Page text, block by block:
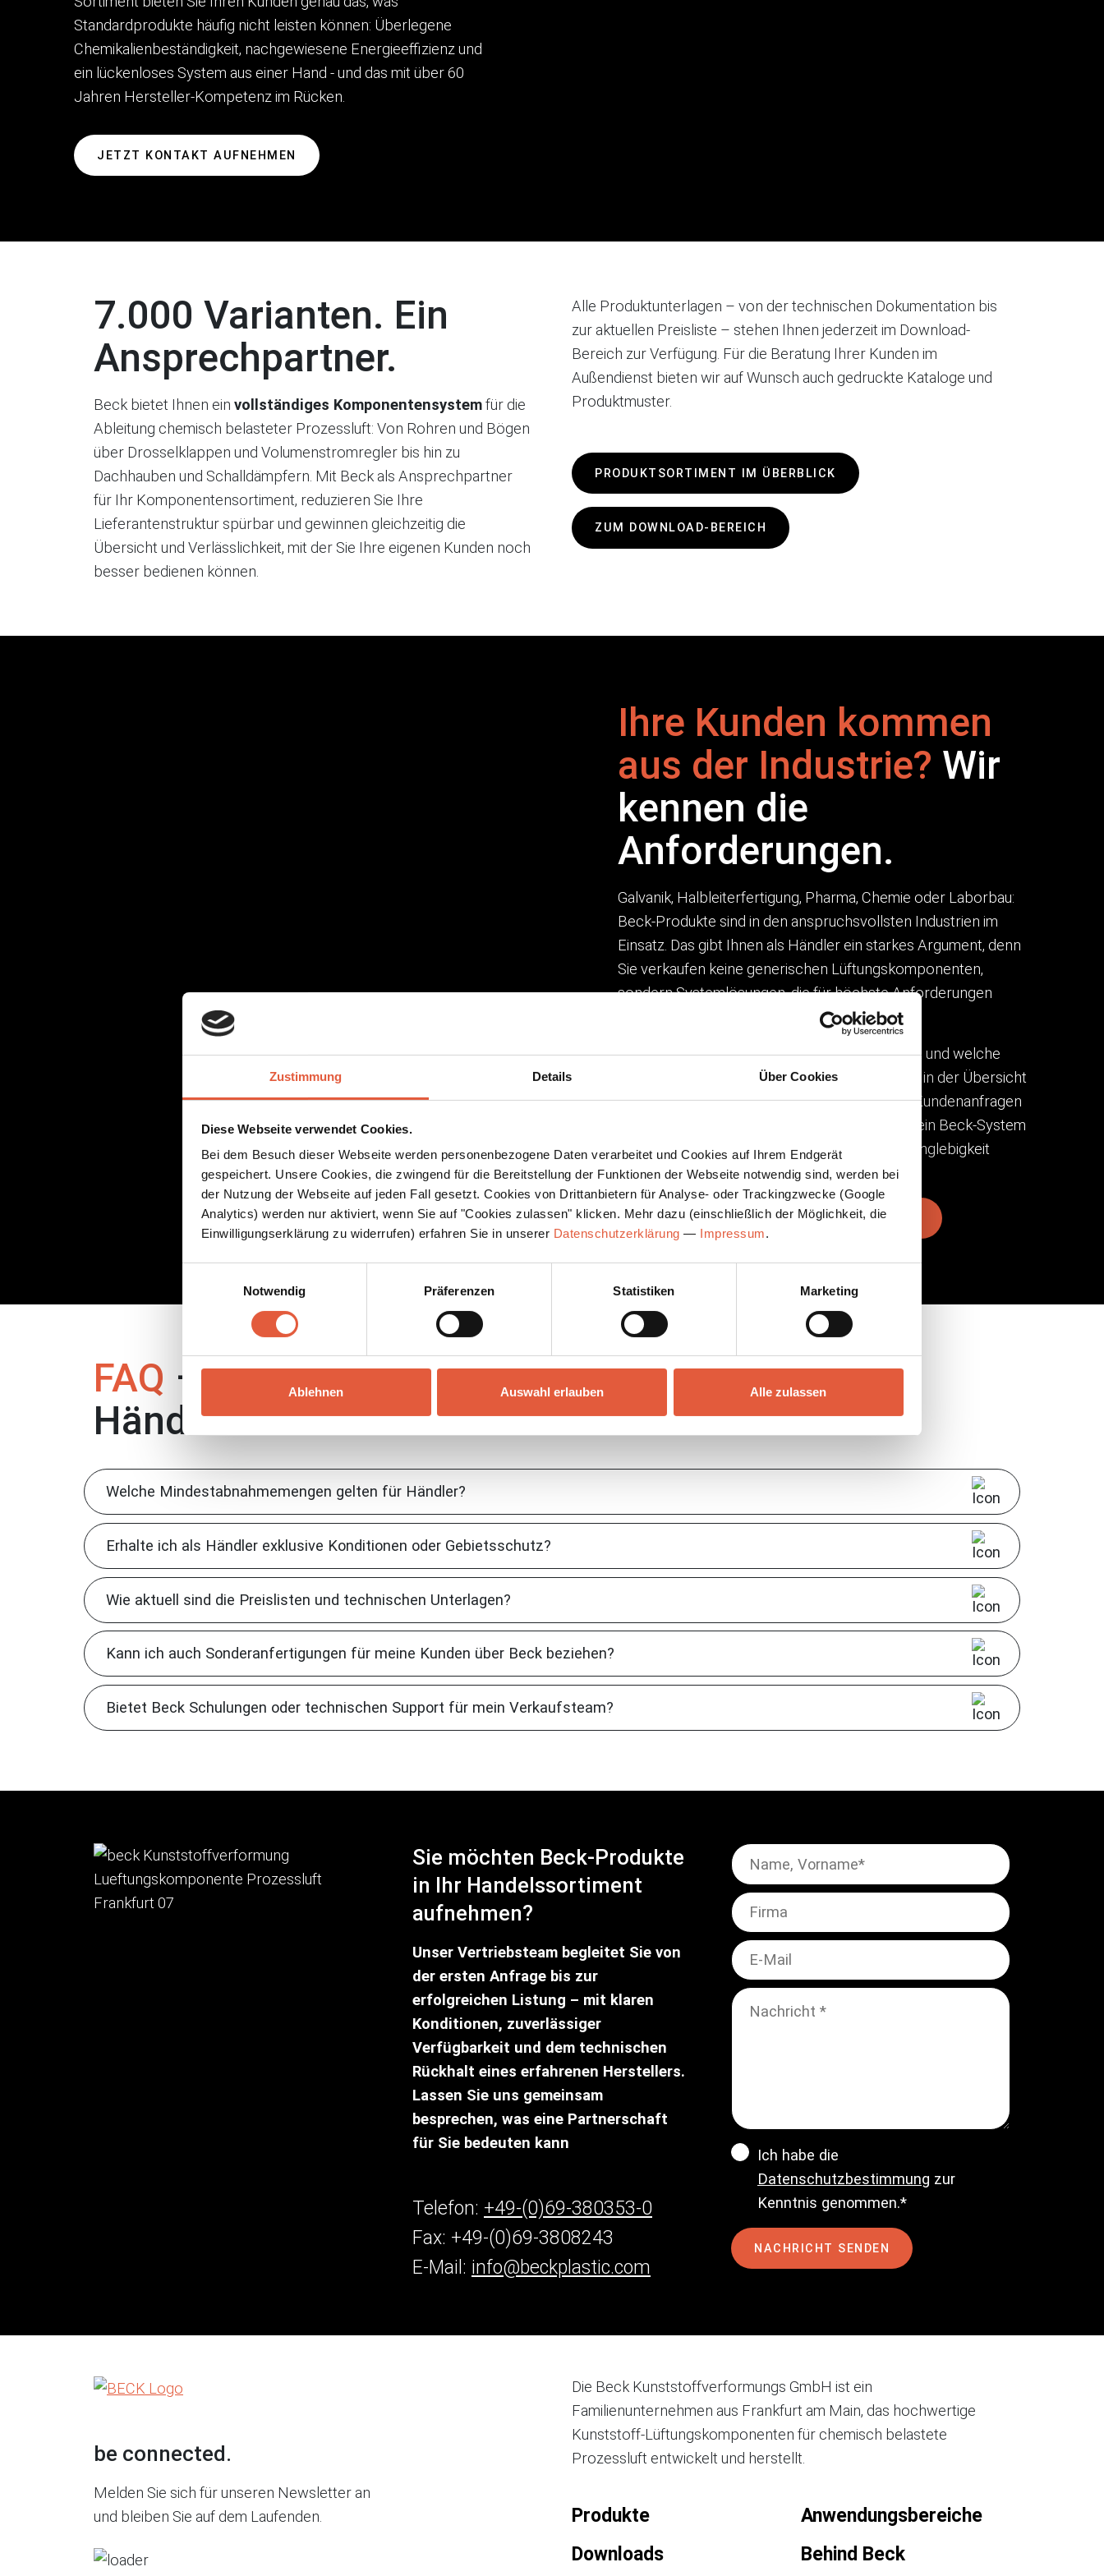
Zustimmung Details Über Cookies
Diese Webseite verwendet Cookies.
Bei dem Besuch dieser Webseite werden personenbezogene Daten verarbeitet und Cookies auf Ihrem Endgerät
gespeichert. Unsere Cookies, die zwingend für die Bereitstellung der Funktionen der Webseite notwendig sind, werden bei
der Nutzung der Webseite auf jeden Fall gesetzt. Cookies von Drittanbietern für Analyse- oder Trackingzwecke (Google
Analytics) werden nur aktiviert, wenn Sie auf "Cookies zulassen" klicken. Mehr dazu (einschließlich der Möglichkeit, die
Einwilligungserklärung zu widerrufen) erfahren Sie in unserer Datenschutzerklärung — Impressum.
Notwendig
Präferenzen Statistiken Marketing
Ablehnen Auswahl erlauben Alle zulassen
Standardprodukte häufig nicht leisten können: Überlegene
Chemikalienbeständigkeit, nachgewiesene Energieeffizienz und
ein lückenloses System aus einer Hand - und das mit über 60
Jahren Hersteller-Kompetenz im Rücken.
JETZT KONTAKT AUFNEHMEN
7.000 Varianten. Ein
Ansprechpartner.
Beck bietet Ihnen ein vollständiges Komponentensystemfür die
Ableitung chemisch belasteter Prozessluft: Von Rohren und Bögen
über Drosselklappen und Volumenstromregler bis hin zu
Dachhauben und Schalldämpfern. Mit Beck als Ansprechpartner
für Ihr Komponentensortiment, reduzieren Sie Ihre
Lieferantenstruktur spürbar und gewinnen gleichzeitig die
Übersicht und Verlässlichkeit, mit der Sie Ihre eigenen Kunden noch
besser bedienen können.
Alle Produktunterlagen – von der technischen Dokumentation bis
zur aktuellen Preisliste – stehen Ihnen jederzeit im Download-
Bereich zur Verfügung. Für die Beratung Ihrer Kunden im
Außendienst bieten wir auf Wunsch auch gedruckte Kataloge und
Produktmuster.
PRODUKTSORTIMENT IM ÜBERBLICK
ZUM DOWNLOAD-BEREICH
Ihre Kunden kommen
aus der Industrie? Wir
kennen die
Anforderungen.
Galvanik, Halbleiterfertigung, Pharma, Chemie oder Laborbau:
Beck-Produkte sind in den anspruchsvollsten Industrien im
Einsatz. Das gibt Ihnen als Händler ein starkes Argument, denn
Sie verkaufen keine generischen Lüftungskomponenten,
sondern Systemlösungen, die für höchste Anforderungen
In welchen Branchen Beck besonders stark ist und welche
Produkte dort eingesetzt werden, erfahren Sie in der Übersicht
der Anwendungsbereiche. Das hilft Ihnen, bei Kundenanfragen
noch gezielter zu beraten. Und wer einmal auf ein Beck-System
umgestellt hat, bleibt dabei, weil Qualität und Langlebigkeit
langfristig überzeugen.
ALLE ANWENDUNGSBEREICHE ENTDECKEN
FAQ – weitere Informationen für
Händler
Welche Mindestabnahmemengen gelten für Händler?
Erhalte ich als Händler exklusive Konditionen oder Gebietsschutz?
Wie aktuell sind die Preislisten und technischen Unterlagen?
Kann ich auch Sonderanfertigungen für meine Kunden über Beck beziehen?
Bietet Beck Schulungen oder technischen Support für mein Verkaufsteam?
Sie möchten Beck-Produkte
in Ihr Handelssortiment
aufnehmen?
Unser Vertriebsteam begleitet Sie von
der ersten Anfrage bis zur
erfolgreichen Listung – mit klaren
Konditionen, zuverlässiger
Verfügbarkeit und dem technischen
Rückhalt eines erfahrenen Herstellers.
Lassen Sie uns gemeinsam
besprechen, was eine Partnerschaft
für Sie bedeuten kann
Telefon: +49-(0)69-380353-0
Fax: +49-(0)69-3808243
E-Mail: info@beckplastic.com
Ich habe die
Datenschutzbestimmung zur
Kenntnis genommen.*
NACHRICHT SENDEN
be connected.
Melden Sie sich für unseren Newsletter an
und bleiben Sie auf dem Laufenden.
Die Beck Kunststoffverformungs GmbH ist ein
Familienunternehmen aus Frankfurt am Main, das hochwertige
Kunststoff-Lüftungskomponenten für chemisch belastete
Prozessluft entwickelt und herstellt.
Produkte
Anwendungsbereiche
Downloads
Behind Beck